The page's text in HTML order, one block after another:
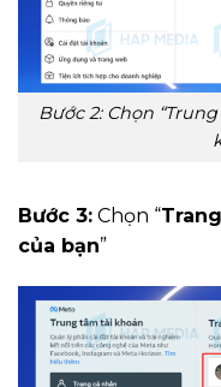
Bước 2: Chọn
Bước 3: Chọn “
của bạn”